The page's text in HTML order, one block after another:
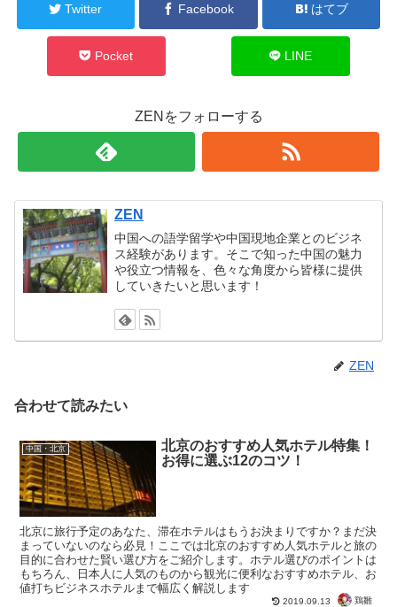
Twitter Facebook はてブ
Pocket LINE
ZENをフォローする
ZEN
中国への語学留学や中国現地企業とのビジネ
ス経験があります。そこで知った中国の魅力
や役立つ情報を、色々な角度から皆様に提供
していきたいと思います！
ZEN
合わせて読みたい
中国・北京
北京のおすすめ人気ホテル特集！
お得に選ぶ12のコツ！
北京に旅行予定のあなた、滞在ホテルはもうお決まりですか？まだ決
まっていないのなら必見！ここでは北京のおすすめ人気ホテルと旅の
目的に合わせた賢い選び方をご紹介します。ホテル選びのポイントは
もちろん、日本人に人気のものから観光に便利なおすすめホテル、お
値打ちビジネスホテルまで幅広く解説します
2019.09.13 鶏雛